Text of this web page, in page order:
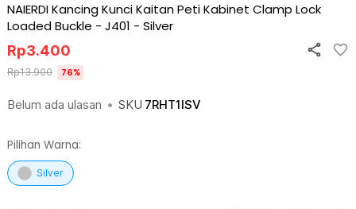
NAIERDI Kancing Kunci Kaitan Peti Kabinet Clamp Lock
Loaded Buckle - J401 - Silver
Belum ada ulasan • SKU 7RHT1ISV
Rp3.400
Rp13.900 76%
Pilihan Warna:
Silver